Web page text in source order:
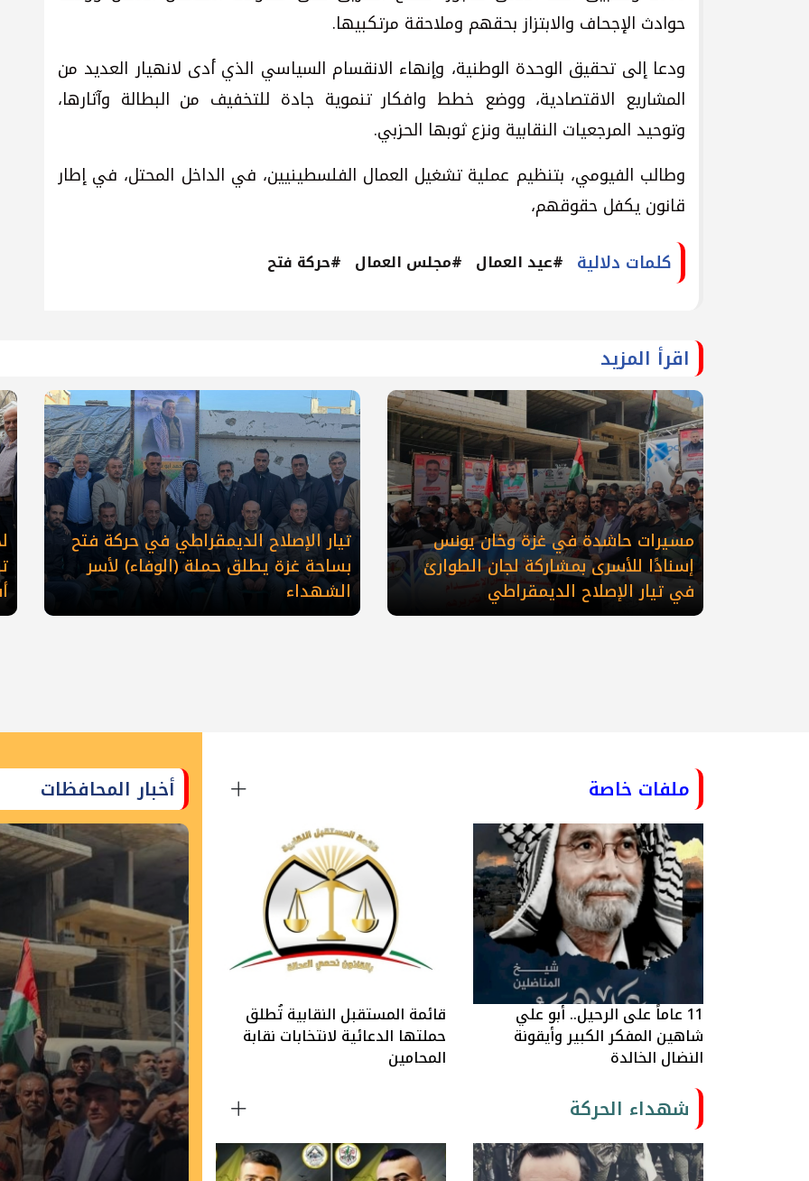
حوادث الإجحاف والابتزاز بحقهم وملاحقة مرتكبيها.
ودعا إلى تحقيق الوحدة الوطنية، وإنهاء الانقسام السياسي الذي أدى لانهيار العديد من
المشاريع الاقتصادية، ووضع خطط وافكار تنموية جادة للتخفيف من البطالة وآثارها،
وتوحيد المرجعيات النقابية ونزع ثوبها الحزبي.
وطالب الفيومي، بتنظيم عملية تشغيل العمال الفلسطينيين، في الداخل المحتل، في إطار
قانون يكفل حقوقهم،
كلمات دلالية #عيد العمال #مجلس العمال #حركة فتح
اقرأ المزيد
مسيرات حاشدة في غزة وخان يونس
إسنادًا للأسرى بمشاركة لجان الطوارئ
في تيار الإصلاح الديمقراطي
تيار الإصلاح الديمقراطي في حركة فتح
بساحة غزة يطلق حملة (الوفاء) لأسر
الشهداء
ملفات خاصة
11 عاماً على الرحيل.. أبو علي
شاهين المفكر الكبير وأيقونة
النضال الخالدة
قائمة المستقبل النقابية تُطلق
حملتها الدعائية لانتخابات نقابة
المحامين
شهداء الحركة
أخبار المحافظات